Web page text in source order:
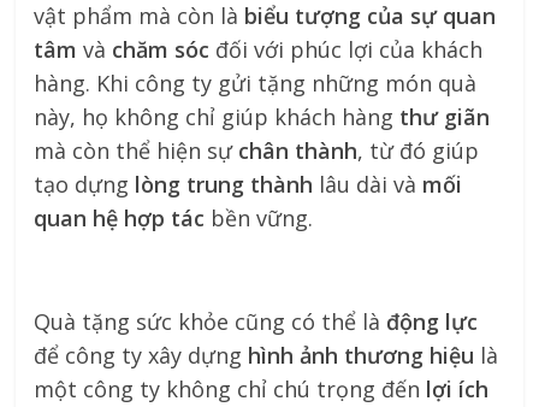
vật phẩm mà còn là biểu tượng của sự quan
tâm và chăm sóc đối với phúc lợi của khách
hàng. Khi công ty gửi tặng những món quà
này, họ không chỉ giúp khách hàng thư giãn
mà còn thể hiện sự chân thành, từ đó giúp
tạo dựng lòng trung thành lâu dài và mối
quan hệ hợp tác bền vững.
Quà tặng sức khỏe cũng có thể là động lực
để công ty xây dựng hình ảnh thương hiệu là
một công ty không chỉ chú trọng đến lợi ích